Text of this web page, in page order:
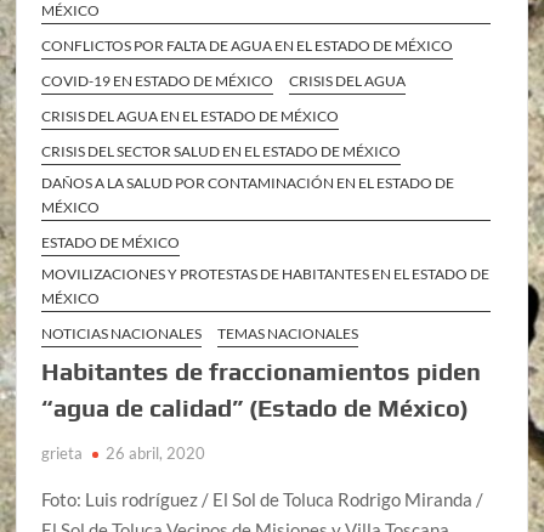
MÉXICO
CONFLICTOS POR FALTA DE AGUA EN EL ESTADO DE MÉXICO
COVID-19 EN ESTADO DE MÉXICO
CRISIS DEL AGUA
CRISIS DEL AGUA EN EL ESTADO DE MÉXICO
CRISIS DEL SECTOR SALUD EN EL ESTADO DE MÉXICO
DAÑOS A LA SALUD POR CONTAMINACIÓN EN EL ESTADO DE
MÉXICO
ESTADO DE MÉXICO
MOVILIZACIONES Y PROTESTAS DE HABITANTES EN EL ESTADO DE
MÉXICO
NOTICIAS NACIONALES
TEMAS NACIONALES
Habitantes de fraccionamientos piden
“agua de calidad” (Estado de México)
grieta 26 abril, 2020
Foto: Luis rodríguez / El Sol de Toluca Rodrigo Miranda /